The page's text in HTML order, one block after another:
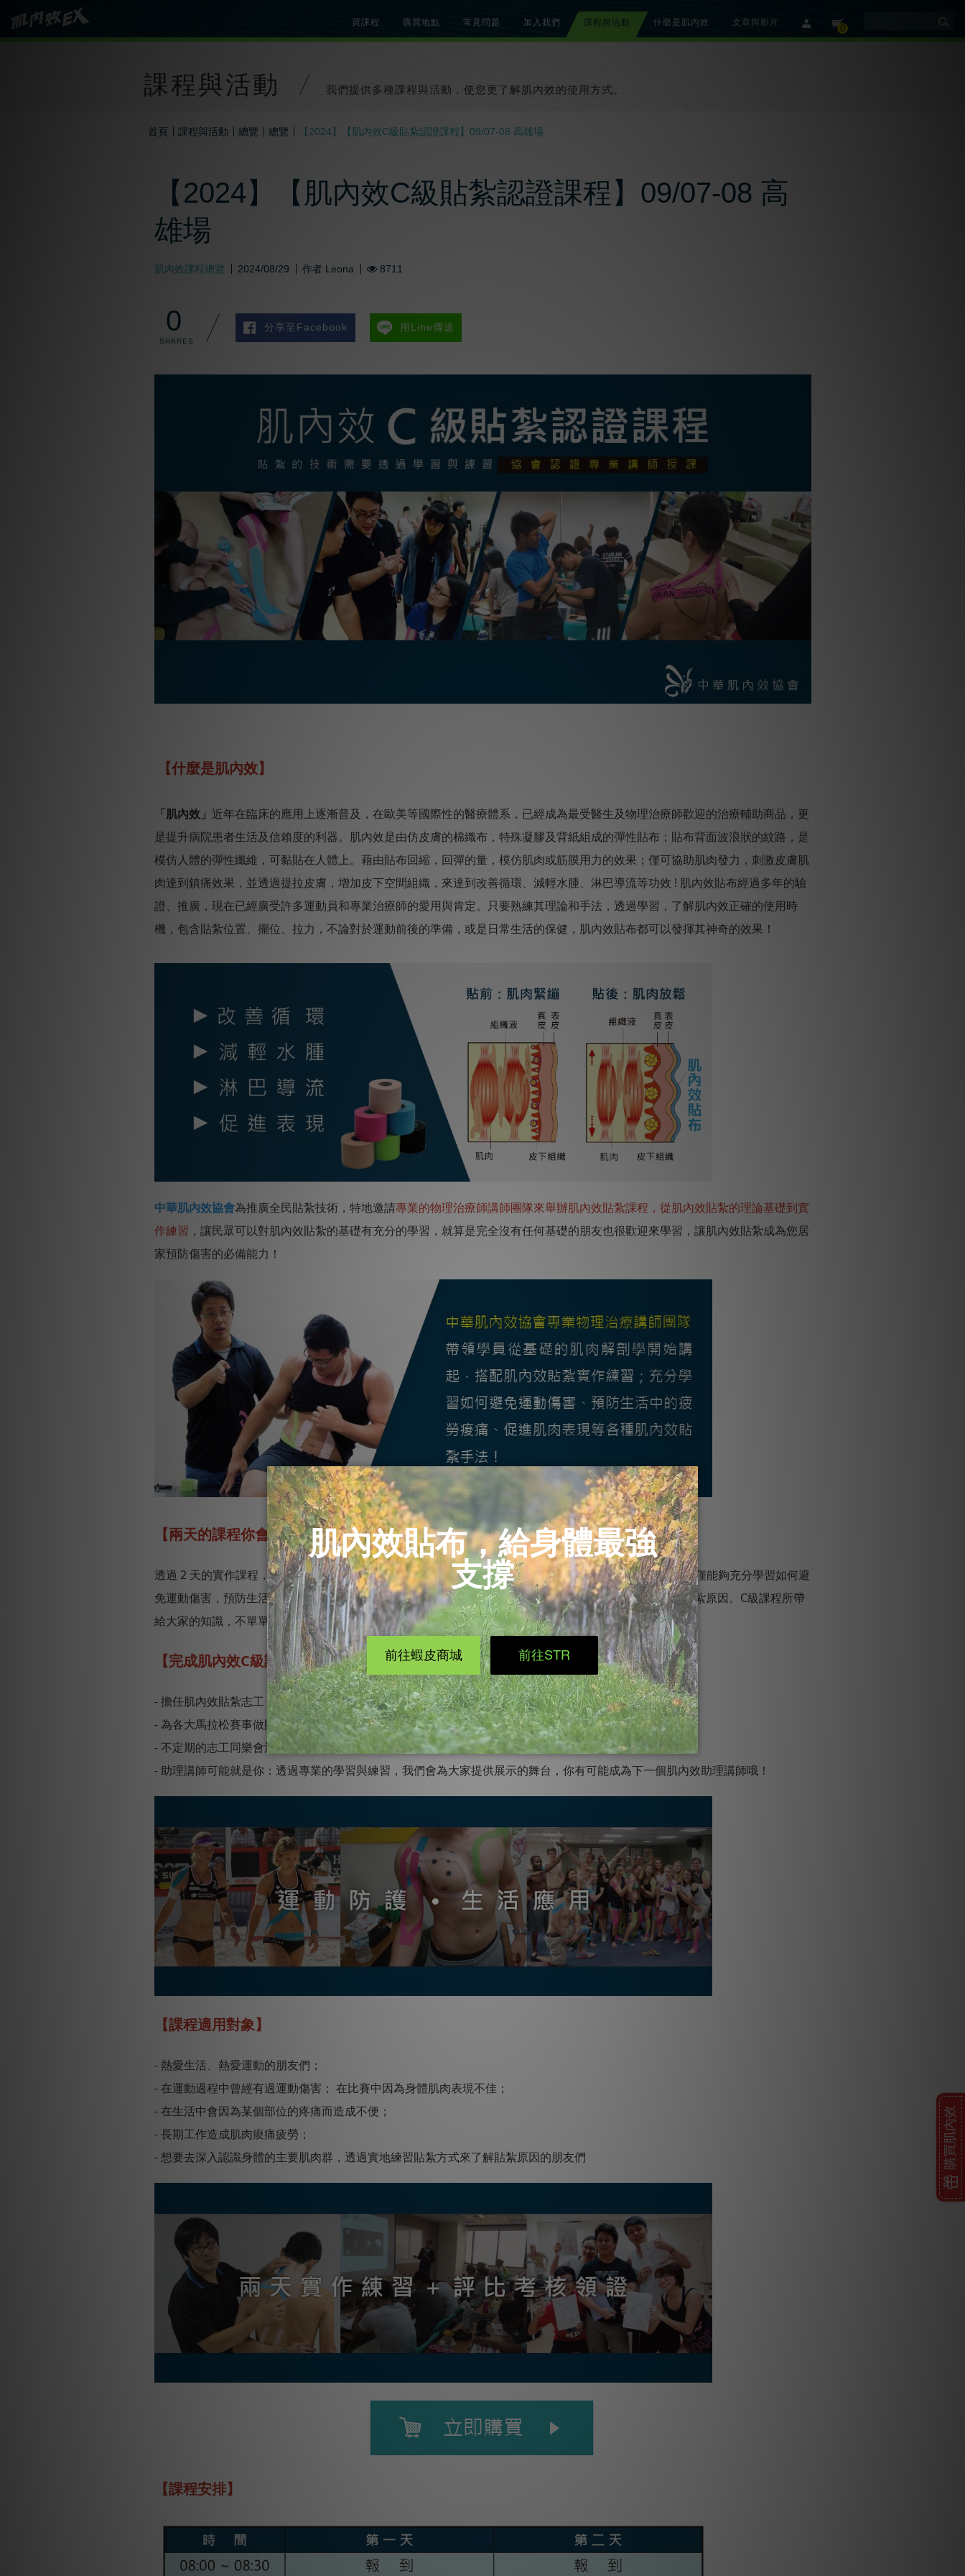
cart 0
member
買課程 購買地點 常見問題 加入我們
課程與活動
什麼是肌內效
文章與影片
知識文章
貼紮教學影片
課程與活動 我們提供多種課程與活動，使您更了解肌內效的使用方式。
首頁 課程與活動 總覽 總覽 【2024】【肌內效C級貼紮認證課程】09/07-08 高雄場
【2024】【肌內效C級貼紮認證課程】09/07-08 高
雄場
肌內效課程總覽 2024/08/29 作者 Leona 8711
0 分享至Facebook 用Line傳送
【什麼是肌內效】
「肌內效」 近年在臨床的應用上逐漸普及，在歐美等國際性的醫療體系，已經成為最受醫生及物理治療師歡迎的治療輔助商品，更
是提升病院患者生活及信賴度的利器。肌內效是由仿皮膚的棉織布，特殊凝膠及背紙組成的彈性貼布；貼布背面波浪狀的紋路，是
模仿人體的彈性纖維，可黏貼在人體上。藉由貼布回縮，回彈的量，模仿肌肉或筋膜用力的效果；僅可協助肌肉發力，刺激皮膚肌
肉達到鎮痛效果，並透過提拉皮膚，增加皮下空間組織，來達到改善循環、減輕水腫、淋巴導流等功效 ! 肌內效貼布經過多年的驗
證、推廣，現在已經廣受許多運動員和專業治療師的愛用與肯定。只要熟練其理論和手法，透過學習，了解肌內效正確的使用時
機，包含貼紮位置、擺位、拉力，不論對於運動前後的準備，或是日常生活的保健，肌內效貼布都可以發揮其神奇的效果！
中華肌內效協會為推廣全民貼紮技術，特地邀請專業的物理治療師講師團隊來舉辦肌內效貼紮課程，從肌內效貼紮的理論基礎到實
作練習 ，讓民眾可以對肌內效貼紮的基礎有充分的學習，就算是完全沒有任何基礎的朋友也很歡迎來學習，讓肌內效貼紮成為您居
家預防傷害的必備能力！
【兩天的課程你會學到什麼？】
透過 2 天的實作課程，中華肌內效協會專業講師會從肌肉的解剖學開始講起，搭配肌內效貼紮實作教學，不僅能夠充分學習如何避
免運動傷害，預防生活中的疲勞酸痛，更能夠懂得促進運動表現的各種方式。並實地練習貼紮方式及了解貼紮原因。C級課程所帶
給大家的知識，不單單是在運動中，在平日的生活中都可以用到哦，非常實用！
【完成肌內效C級認證的學員，可享有】
- 擔任肌內效貼紮志工
- 為各大馬拉松賽事做貼紮服務：練習肌內效貼紮技術，結交志同道合的朋友
- 不定期的志工同樂會活動：協會內提供免費餐點，給大家一個充分交流互動的空間
- 助理講師可能就是你：透過專業的學習與練習，我們會為大家提供展示的舞台，你有可能成為下一個肌內效助理講師哦！
【課程適用對象】
- 熱愛生活、熱愛運動的朋友們；
- 在運動過程中曾經有過運動傷害； 在比賽中因為身體肌肉表現不佳；
- 在生活中會因為某個部位的疼痛而造成不便；
- 長期工作造成肌肉痠痛疲勞；
- 想要去深入認識身體的主要肌肉群，透過實地練習貼紮方式來了解貼紮原因的朋友們
【課程安排】
購買肌內效